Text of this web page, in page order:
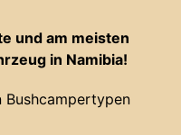
und am meisten
in Namibia!
Bushcampertypen